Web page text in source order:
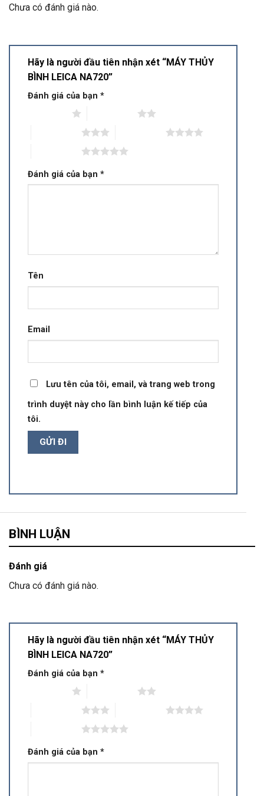
Chưa có đánh giá nào.
Hãy là người đầu tiên nhận xét “MÁY THỦY
BÌNH LEICA NA720”
Đánh giá của bạn *
Đánh giá của bạn *
Tên
Email
Lưu tên của tôi, email, và trang web trong
trình duyệt này cho lần bình luận kế tiếp của
tôi.
BÌNH LUẬN
Đánh giá
Chưa có đánh giá nào.
Hãy là người đầu tiên nhận xét “MÁY THỦY
BÌNH LEICA NA720”
Đánh giá của bạn *
Đánh giá của bạn *